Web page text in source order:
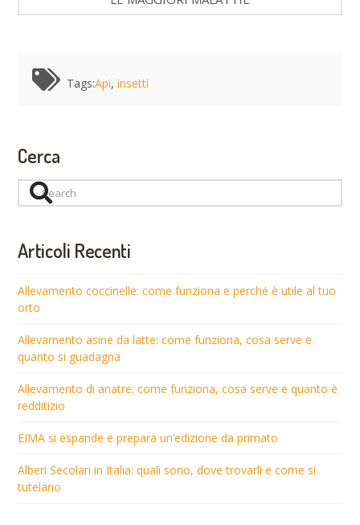
Tags:Api,insetti
Cerca
Search
Articoli Recenti
Allevamento coccinelle: come funziona e perché è utile al tuo
orto
Allevamento asine da latte: come funziona, cosa serve e
quanto si guadagna
Allevamento di anatre: come funziona, cosa serve e quanto è
redditizio
EIMA si espande e prepara un’edizione da primato
Alberi Secolari in Italia: quali sono, dove trovarli e come si
tutelano